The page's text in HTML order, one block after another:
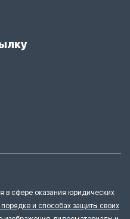
в сфере оказания юридических
порядке и способах защиты своих